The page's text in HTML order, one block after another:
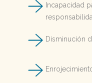
Incapacidad
Disminución